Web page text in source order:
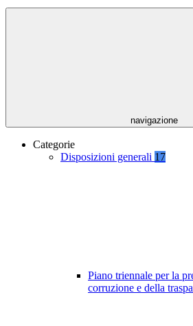
navigazione
Categorie
Disposizioni generali 17
Piano triennale per la
corruzione e della